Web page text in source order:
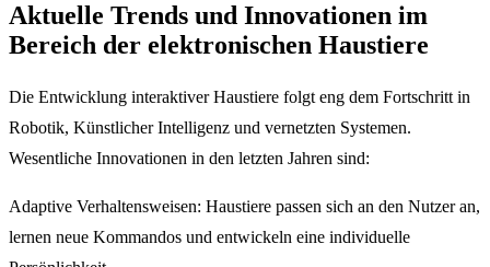
Aktuelle Trends und Innovationen im
Bereich der elektronischen Haustiere
Die Entwicklung interaktiver Haustiere folgt eng dem Fortschritt in
Robotik, Künstlicher Intelligenz und vernetzten Systemen.
Wesentliche Innovationen in den letzten Jahren sind:
Adaptive Verhaltensweisen: Haustiere passen sich an den Nutzer an,
lernen neue Kommandos und entwickeln eine individuelle